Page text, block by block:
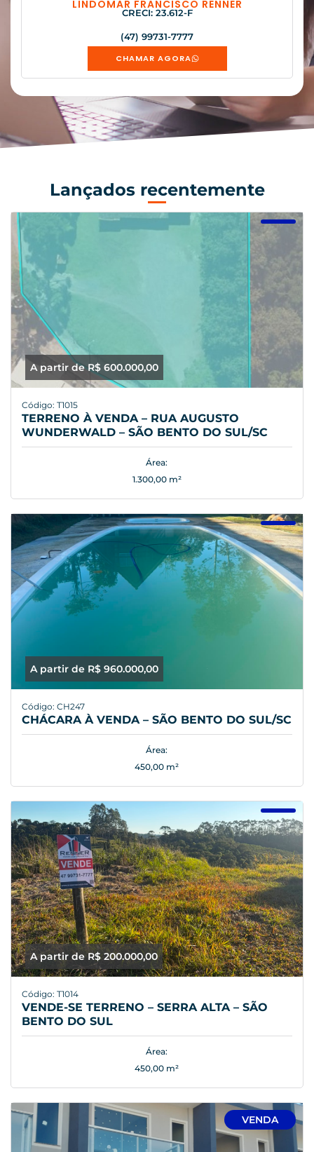
LINDOMAR FRANCISCO RENNER
CRECI: 23.612-F
(47) 99731-7777
CHAMAR AGORA
Lançados recentemente
A partir de R$ 600.000,00
Código: T1015
TERRENO À VENDA – RUA AUGUSTO
WUNDERWALD – SÃO BENTO DO SUL/SC
Área:
1.300,00 m²
A partir de R$ 960.000,00
Código: CH247
CHÁCARA À VENDA – SÃO BENTO DO SUL/SC
Área:
450,00 m²
A partir de R$ 200.000,00
Código: T1014
VENDE-SE TERRENO – SERRA ALTA – SÃO
BENTO DO SUL
Área:
450,00 m²
VENDA